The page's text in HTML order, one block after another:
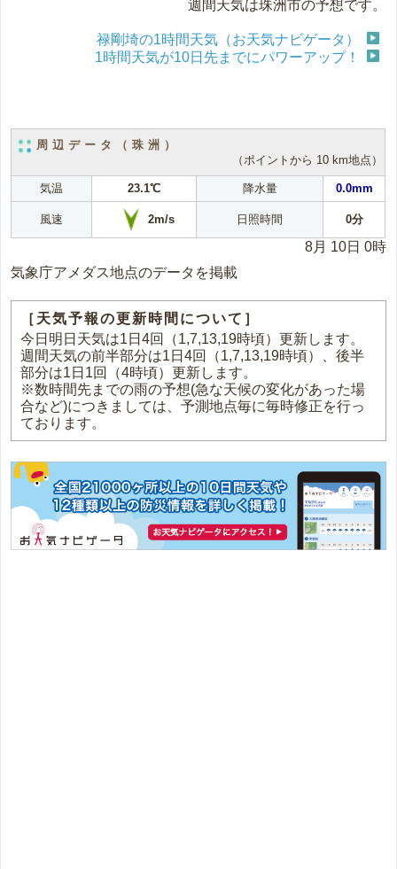
週間天気は珠洲市の予想です。
禄剛埼の1時間天気（お天気ナビゲータ）
1時間天気が10日先までにパワーアップ！
周辺データ（珠洲）
（ポイントから 10 km地点）
気温 23.1℃ 降水量 0.0mm
風速 2m/s 日照時間 0分
8月 10日 0時
気象庁アメダス地点のデータを掲載
［天気予報の更新時間について］
今日明日天気は1日4回（1,7,13,19時頃）更新します。
週間天気の前半部分は1日4回（1,7,13,19時頃）、後半
部分は1日1回（4時頃）更新します。
※数時間先までの雨の予想(急な天候の変化があった場
合など)につきましては、予測地点毎に毎時修正を行っ
ております。